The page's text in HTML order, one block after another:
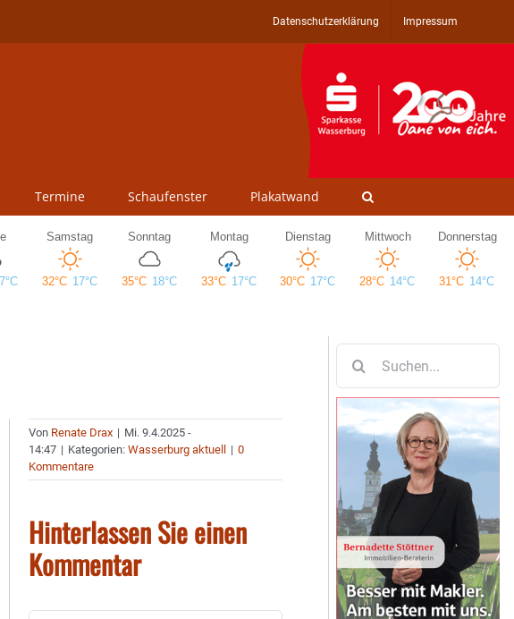
Datenschutzerklärung Impressum
Termine Schaufenster Plakatwand
Von Renate Drax | Mi. 9.4.2025 -
14:47 | Kategorien:Wasserburg aktuell | 0
Kommentare
Hinterlassen Sie einen
Kommentar
nach: